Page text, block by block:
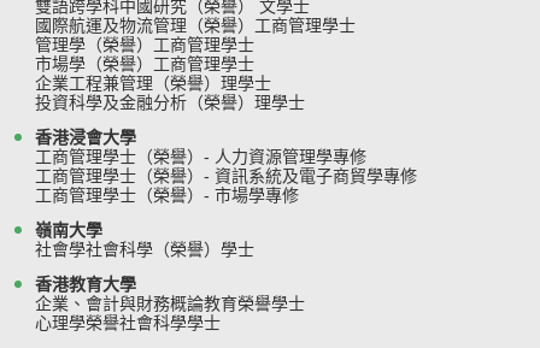
雙語跨學科中國研究（榮譽） 文學士
國際航運及物流管理（榮譽）工商管理學士
管理學（榮譽）工商管理學士
市場學（榮譽）工商管理學士
企業工程兼管理（榮譽）理學士
投資科學及金融分析（榮譽）理學士
香港浸會大學
工商管理學士（榮譽）- 人力資源管理學專修
工商管理學士（榮譽）- 資訊系統及電子商貿學專修
工商管理學士（榮譽）- 市場學專修
嶺南大學
社會學社會科學（榮譽）學士
香港教育大學
企業、會計與財務概論教育榮譽學士
心理學榮譽社會科學學士